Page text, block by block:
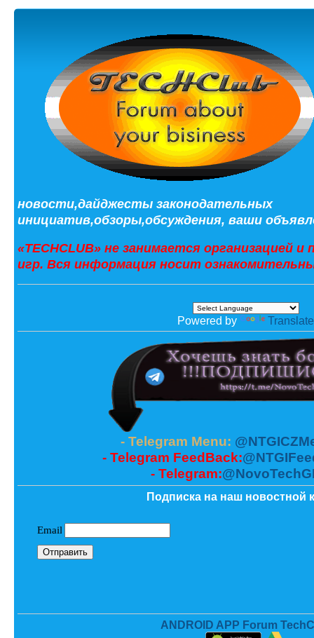
новости,дайджесты законодательных
инициатив,обзоры,обсуждения, ваши
«TECHCLUB» не занимается организацией
игр. Вся информация носит
Powered by Translate
- Telegram Menu:
- Telegram FeedBack:
- Telegram:
Подписка на наш новостной
ANDROID APP Forum